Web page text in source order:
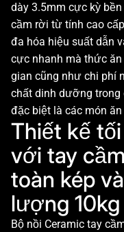
dày 3.5mm cực kỳ
cầm rời từ tính cao cấp
đa hóa hiệu suất dẫn
cực nhanh mà thức
gian cũng như chi phí
chất dinh dưỡng trong
đặc biệt là các món
Thiết kế
với tay
toàn kép
lượng 10kg
Bộ nồi Ceramic tay